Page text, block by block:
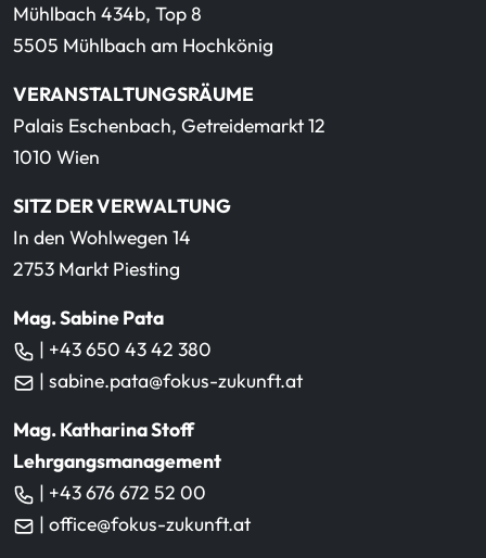
Mühlbach 434b, Top 8
5505 Mühlbach am Hochkönig
VERANSTALTUNGSRÄUME
Palais Eschenbach, Getreidemarkt 12
1010 Wien
SITZ DER VERWALTUNG
In den Wohlwegen 14
2753 Markt Piesting
Mag. Sabine Pata
| +43 650 43 42 380
| sabine.pata@fokus-zukunft.at
Mag. Katharina Stoff
Lehrgangsmanagement
| +43 676 672 52 00
| office@fokus-zukunft.at